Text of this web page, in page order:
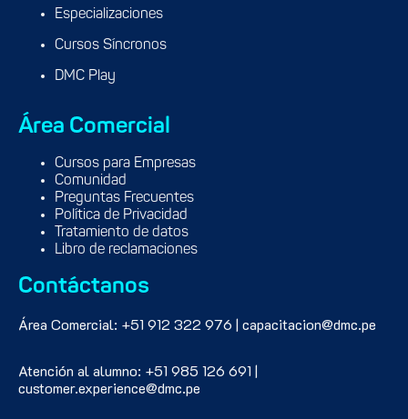
Especializaciones
Cursos Síncronos
DMC Play
Área Comercial
Cursos para Empresas
Comunidad
Preguntas Frecuentes
Política de Privacidad
Tratamiento de datos
Libro de reclamaciones
Contáctanos
Área Comercial: +51 912 322 976 | capacitacion@dmc.pe
Atención al alumno: +51 985 126 691 |
customer.experience@dmc.pe